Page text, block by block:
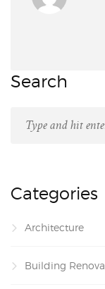
Search
Categories
Architecture
Building